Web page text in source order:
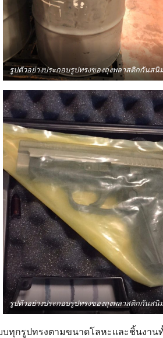
รูปตัวอย่างประกอบรูปทรงของถุงพลาสติกกันสนิ
รูปตัวอย่างประกอบรูปทรงของถุงพลาสติกกันสนิ
ทุกรูปทรงตามขนาดโลหะและชิ้นงาน